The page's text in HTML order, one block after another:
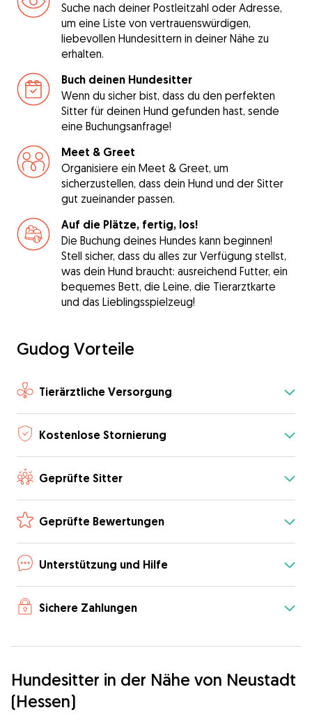
Suche nach deiner Postleitzahl oder Adresse,
um eine Liste von vertrauenswürdigen,
liebevollen Hundesittern in deiner Nähe zu
erhalten.
Buch deinen Hundesitter
Wenn du sicher bist, dass du den perfekten
Sitter für deinen Hund gefunden hast, sende
eine Buchungsanfrage!
Meet & Greet
Organisiere ein Meet & Greet, um
sicherzustellen, dass dein Hund und der Sitter
gut zueinander passen.
Auf die Plätze, fertig, los!
Die Buchung deines Hundes kann beginnen!
Stell sicher, dass du alles zur Verfügung stellst,
was dein Hund braucht: ausreichend Futter, ein
bequemes Bett, die Leine, die Tierarztkarte
und das Lieblingsspielzeug!
Gudog Vorteile
Tierärztliche Versorgung
Kostenlose Stornierung
Geprüfte Sitter
Geprüfte Bewertungen
Unterstützung und Hilfe
Sichere Zahlungen
Hundesitter in der Nähe von Neustadt
(Hessen)